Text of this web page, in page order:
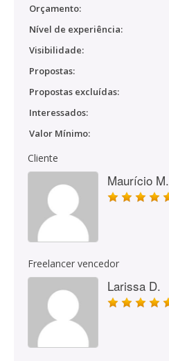
Orçamento:
Nível de experiência:
Visibilidade:
Propostas:
Propostas excluídas:
Interessados:
Valor Mínimo:
Cliente
Maurício M.
Freelancer vencedor
Larissa D.